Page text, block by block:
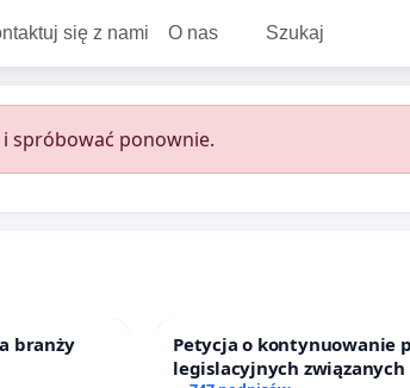
się z nami O nas Szukaj
spróbować ponownie.
branży
Petycja o kontynuowanie
legislacyjnych